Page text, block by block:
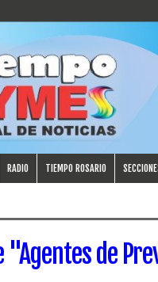
RADIO TIEMPO ROSARIO
"Agentes de